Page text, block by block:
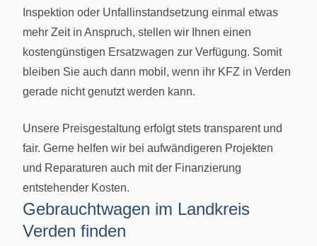
Inspektion oder Unfallinstandsetzung einmal etwas
mehr Zeit in Anspruch, stellen wir Ihnen einen
kostengünstigen Ersatzwagen zur Verfügung. Somit
bleiben Sie auch dann mobil, wenn ihr KFZ in Verden
gerade nicht genutzt werden kann.
Unsere Preisgestaltung erfolgt stets transparent und
fair. Gerne helfen wir bei aufwändigeren Projekten
und Reparaturen auch mit der Finanzierung
entstehender Kosten.
Gebrauchtwagen im Landkreis
Verden finden